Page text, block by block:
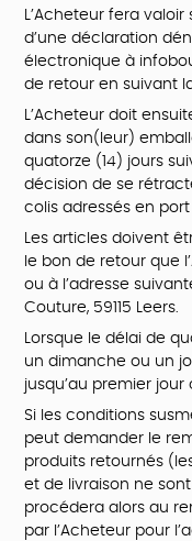
L’Acheteur fera
d’une déclaration
électronique à
de retour en suivant
L’Acheteur doit
dans son(leur)
quatorze (14) jours
décision de se
colis adressés en port
Les articles doivent
le bon de retour que
ou à l’adresse
Couture, 59115 Leers.
Lorsque le délai de
un dimanche ou un
jusqu’au premier jour
Si les conditions
peut demander le
produits retournés
et de livraison ne sont
procédera alors au
par l’Acheteur pour